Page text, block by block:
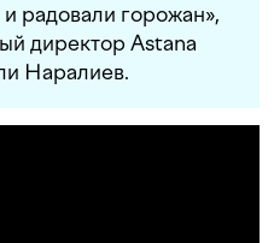
радовали горожан»,
директор Astana
Наралиев.